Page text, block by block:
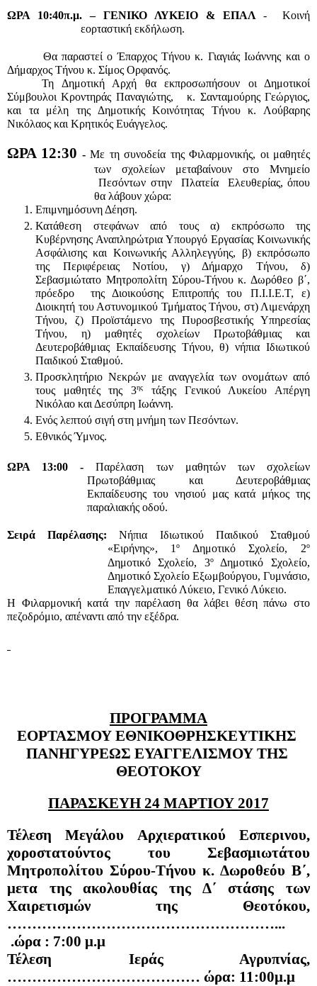
ΩΡΑ 10:40π.μ. – ΓΕΝΙΚΟ ΛΥΚΕΙΟ & ΕΠΑΛ -  Κοινή
εορταστική εκδήλωση.
Δήμαρχος Τήνου κ. Σίμος Ορφανός.
Τη Δημοτική Αρχή θα εκπροσωπήσουν οι Δημοτικοί
Σύμβουλοι Κροντηράς Παναγιώτης,   κ. Σανταμούρης Γεώργιος,
και τα μέλη της Δημοτικής Κοινότητας Τήνου κ. Λούβαρης
Νικόλαος και Κρητικός Ευάγγελος.
ΩΡΑ 12:30 - Με τη συνοδεία της Φιλαρμονικής, οι μαθητές
των σχολείων μεταβαίνουν στο Μνημείο
Πεσόντων στην  Πλατεία  Ελευθερίας, όπου
θα λάβουν χώρα:
Επιμνημόσυνη Δέηση.
Κατάθεση στεφάνων από τους α) εκπρόσωπο της
Κυβέρνησης Αναπληρώτρια Υπουργό Εργασίας Κοινωνικής
Ασφάλισης και Κοινωνικής Αλληλεγγύης, β) εκπρόσωπο
της Περιφέρειας Νοτίου, γ) Δήμαρχο Τήνου, δ)
Σεβασμιώτατο Μητροπολίτη Σύρου-Τήνου κ. Δωρόθεο β΄,
πρόεδρο  της Διοικούσης Επιτροπής του Π.Ι.Ι.Ε.Τ, ε)
Διοικητή του Αστυνομικού Τμήματος Τήνου, στ) Λιμενάρχη
Τήνου, ζ) Προϊστάμενο της Πυροσβεστικής Υπηρεσίας
Τήνου, η) μαθητές σχολείων Πρωτοβάθμιας και
Δευτεροβάθμιας Εκπαίδευσης Τήνου, θ) νήπια Ιδιωτικού
Παιδικού Σταθμού.
Προσκλητήριο Νεκρών με αναγγελία των ονομάτων από
τους μαθητές της 3ης
τάξης Γενικού Λυκείου Απέργη
Νικόλαο και Δεσύπρη Ιωάννη.
Ενός λεπτού σιγή στη μνήμη των Πεσόντων.
Εθνικός Ύμνος.
ΩΡΑ 13:00 - Παρέλαση των μαθητών των σχολείων
Πρωτοβάθμιας και Δευτεροβάθμιας
Εκπαίδευσης του νησιού μας κατά μήκος της
παραλιακής οδού.
Σειρά Παρέλασης: Νήπια Ιδιωτικού Παιδικού Σταθμού
«Ειρήνης», 1ο Δημοτικό Σχολείο, 2ο
Δημοτικό Σχολείο, 3ο Δημοτικό Σχολείο,
Δημοτικό Σχολείο Εξωμβούργου, Γυμνάσιο,
Επαγγελματικό Λύκειο, Γενικό Λύκειο.
Η Φιλαρμονική κατά την παρέλαση θα λάβει θέση πάνω στο
πεζοδρόμιο, απέναντι από την εξέδρα.
ΠΡΟΓΡΑΜΜΑ
ΕΟΡΤΑΣΜΟΥ ΕΘΝΙΚΟΘΡΗΣΚΕΥΤΙΚΗΣ
ΠΑΝΗΓΥΡΕΩΣ ΕΥΑΓΓΕΛΙΣΜΟΥ ΤΗΣ
ΘΕΟΤΟΚΟΥ
ΠΑΡΑΣΚΕΥΗ 24 ΜΑΡΤΙΟΥ 2017
Τέλεση Μεγάλου Αρχιερατικού Εσπερινου,
χοροστατούντος του Σεβασμιωτάτου
Μητροπολίτου Σύρου-Τήνου κ. Δωροθεόυ Β΄,
μετα της ακολουθίας της Δ΄ στάσης των
Χαιρετισμών της Θεοτόκου,
………………………………………………...
.ώρα : 7:00 μ.μ
Τέλεση Ιεράς Αγρυπνίας,
………………………………… ώρα: 11:00μ.μ